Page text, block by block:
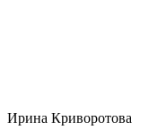
Ирина Криворотова